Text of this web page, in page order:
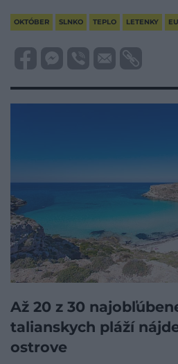
OKTÓBER SLNKO TEPLO LETENKY
Až 20 z 30
talianskych pláží
ostrove